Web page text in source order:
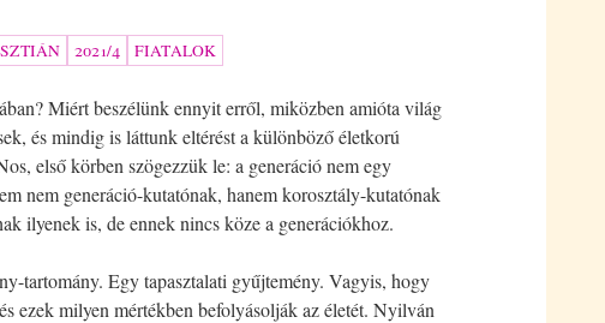
2021/4 FIATALOK
Miért beszélünk ennyit erről, miközben amióta világ
és mindig is láttunk eltérést a különböző életkorú
első körben szögezzük le: a generáció nem egy
nem generáció-kutatónak, hanem korosztály-kutatónak
ilyenek is, de ennek nincs köze a generációkhoz.
tartomány. Egy tapasztalati gyűjtemény. Vagyis, hogy
ezek milyen mértékben befolyásolják az életét. Nyilván